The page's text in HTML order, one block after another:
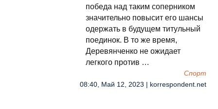
победа над таким соперником
значительно повысит его шансы
одержать в будущем титульный
поединок. В то же время,
Деревянченко не ожидает
легкого против …
Спорт
08:40, Май 12, 2023 | korrespondent.net